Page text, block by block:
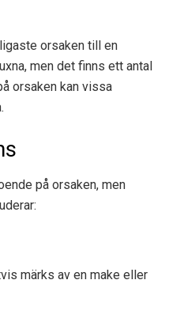
orsaken till en
men det finns ett antal
orsaken kan vissa
på orsaken, men
märks av en make eller